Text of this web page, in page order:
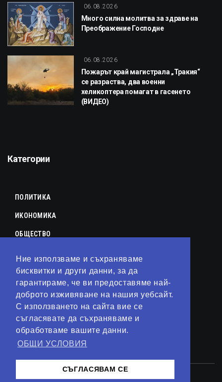
Ние използваме и съхраняваме
бисквитки и други данни, за да
гарантираме, че ви предоставяме най-
доброто изживяване на нашия уебсайт.
С използването на сайта вие се
съгласявате да съхраняваме и
обработваме вашите данни.
ОБЩИ УСЛОВИЯ
СЪГЛАСЯВАМ СЕ
06.08.2026
Много силна молитва за здраве на
Преображение Господне
06.08.2026
Пожарът край магистрала „Тракия“
се разраства, два военни
хеликоптера помагат в гасенето
(ВИДЕО)
Категории
ПОЛИТИКА
ИКОНОМИКА
ОБЩЕСТВО
КУЛТУРА
ЛАЙФСТАЙЛ
ТЕХНОЛОГИИ
АНАЛИЗИ
СВЯТ
© 2023 – Сайт отKirov Invest Group